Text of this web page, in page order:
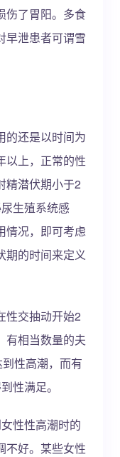
伤了胃阳。多食
早泄患者可谓雪
的还是以时间为
以上，正常的性
精潜伏期小于2
生殖系统感
情况，即可考虑
期的时间来定义
性交抽动开始2
有相当数量的夫
性高潮，而有
性满足。
性性高潮时的
不好。某些女性